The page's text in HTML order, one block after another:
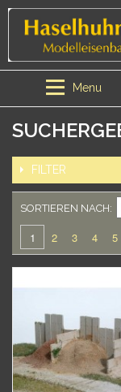
Menu
FILTER
SORTIEREN NACH
1 2 3 4 5